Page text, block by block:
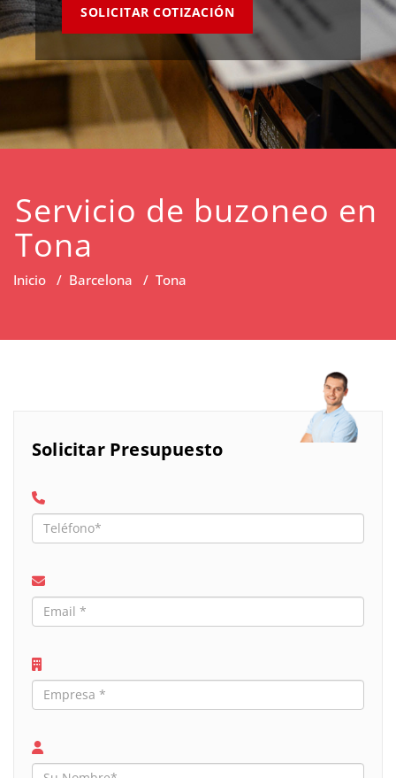
SOLICITAR COTIZACIÓN
Servicio de buzoneo en
Tona
Inicio / Barcelona / Tona
Solicitar Presupuesto